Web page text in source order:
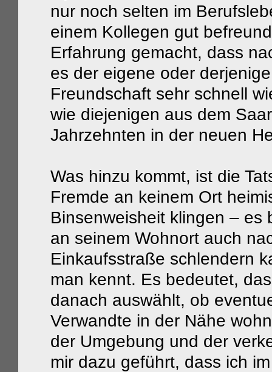
nur noch selten im
einem Kollegen gut
Erfahrung gemacht, dass
es der eigene oder
Freundschaft sehr schnell
wie diejenigen aus dem
Jahrzehnten in der neuen
Was hinzu kommt, ist die
Fremde an keinem Ort
Binsenweisheit klingen –
an seinem Wohnort auch
Einkaufsstraße schlendern
man kennt. Es bedeutet,
danach auswählt, ob
Verwandte in der Nähe
der Umgebung und der
mir dazu geführt, dass ich